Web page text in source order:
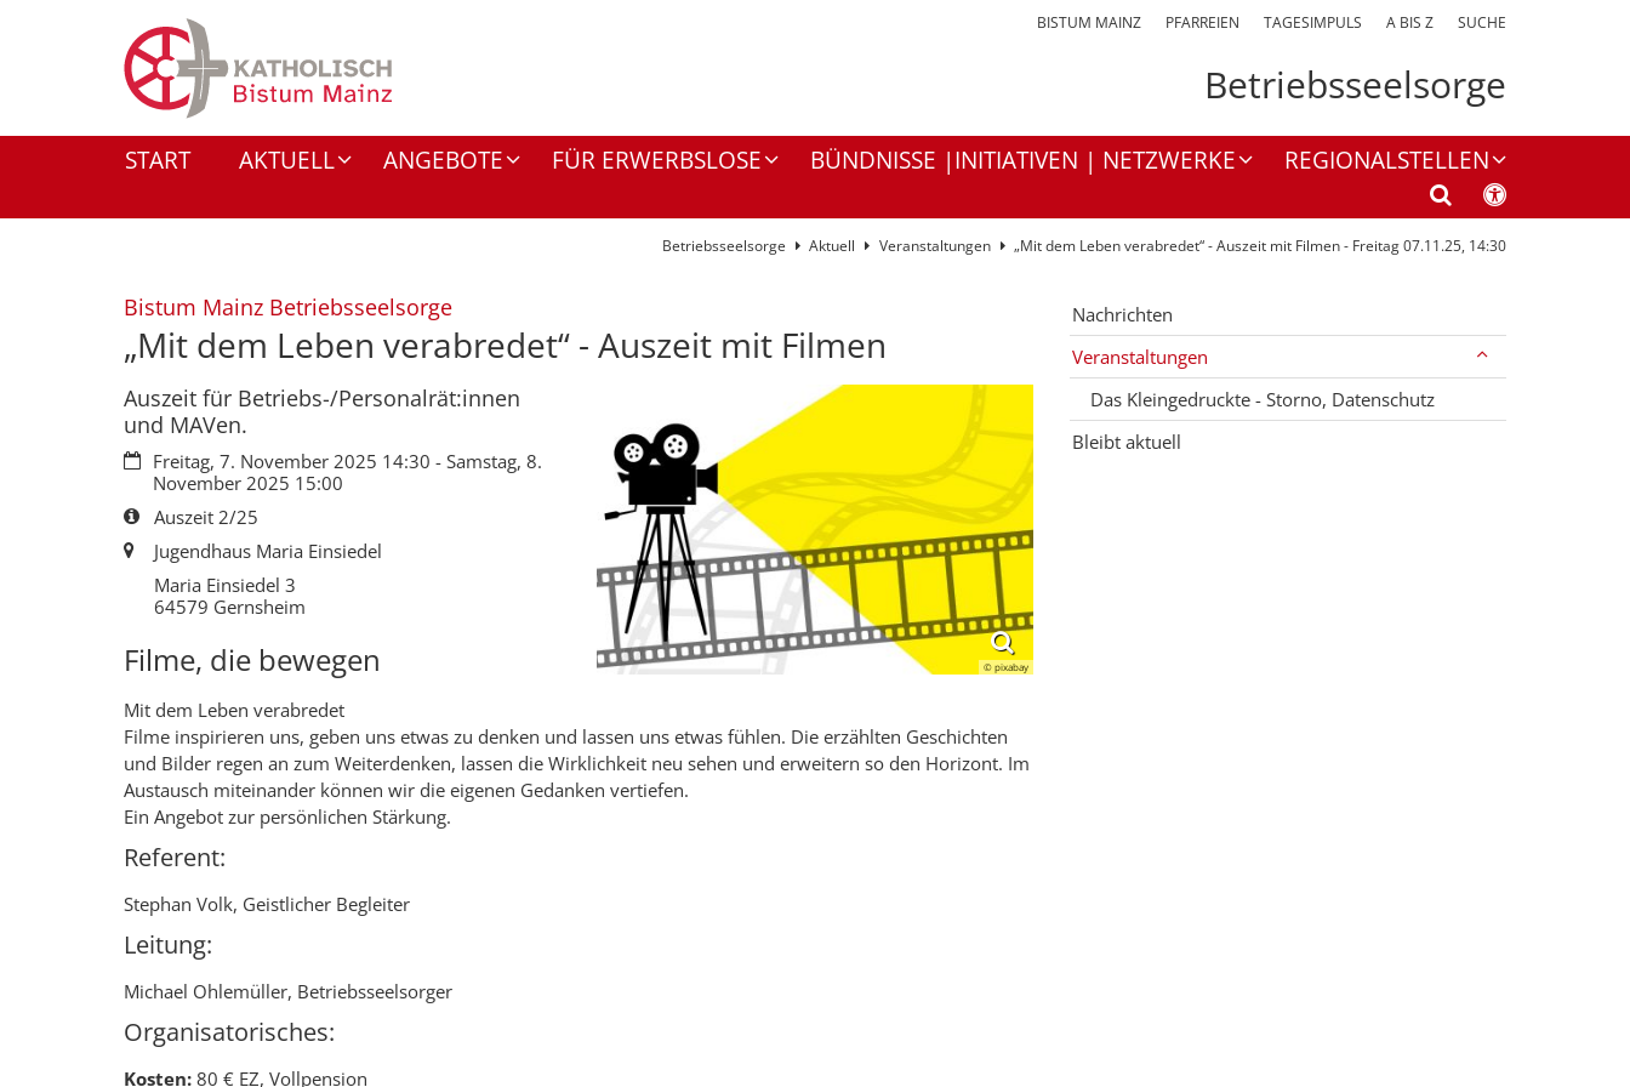
BISTUM MAINZ PFARREIEN TAGESIMPULS A BIS Z SUCHE
Betriebsseelsorge
START AKTUELL ANGEBOTE FÜR ERWERBSLOSE BÜNDNISSE |INITIATIVEN | NETZWERKE REGIONALSTELLEN
Betriebsseelsorge Aktuell Veranstaltungen „Mit dem Leben verabredet“ - Auszeit mit Filmen - Freitag 07.11.25, 14:30
Bistum Mainz Betriebsseelsorge:
„Mit dem Leben verabredet“ - Auszeit mit Filmen
© pixabay
Auszeit für Betriebs-/Personalrät:innen
und MAVen.
Datum:Freitag, 7. November 2025 14:30 - Samstag, 8.
November 2025 15:00
Art bzw. Nummer:
Auszeit 2/25
Ort: Jugendhaus Maria Einsiedel
Maria Einsiedel 3
64579 Gernsheim
Filme, die bewegen
Mit dem Leben verabredet
Filme inspirieren uns, geben uns etwas zu denken und lassen uns etwas fühlen. Die erzählten Geschichten
und Bilder regen an zum Weiterdenken, lassen die Wirklichkeit neu sehen und erweitern so den Horizont. Im
Austausch miteinander können wir die eigenen Gedanken vertiefen.
Ein Angebot zur persönlichen Stärkung.
Referent:
Stephan Volk, Geistlicher Begleiter
Leitung:
Michael Ohlemüller, Betriebsseelsorger
Organisatorisches:
Kosten: 80 € EZ, Vollpension
Nachrichten
Veranstaltungen
Das Kleingedruckte - Storno, Datenschutz
Bleibt aktuell